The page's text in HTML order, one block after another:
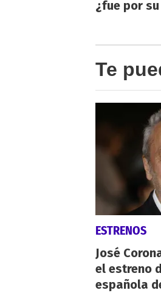
¿fue por
Te
ESTRENOS
José
el estreno
española